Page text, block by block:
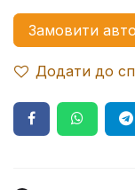
Замовити авто
Додати до